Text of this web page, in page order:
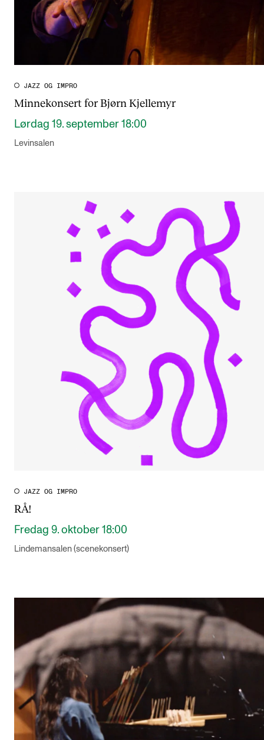
JAZZ OG IMPRO
Minnekonsert for Bjørn Kjellemyr
Lørdag 19. september 18:00
Levinsalen
JAZZ OG IMPRO
RÅ!
Fredag 9. oktober 18:00
Lindemansalen (scenekonsert)